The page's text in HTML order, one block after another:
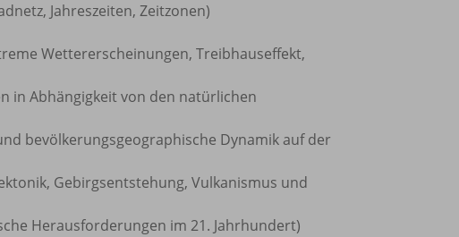
Jahreszeiten, Zeitzonen)
Wettererscheinungen, Treibhauseffekt,
in Abhängigkeit von den natürlichen
bevölkerungsgeographische Dynamik auf der
Gebirgsentstehung, Vulkanismus und
Herausforderungen im 21. Jahrhundert)